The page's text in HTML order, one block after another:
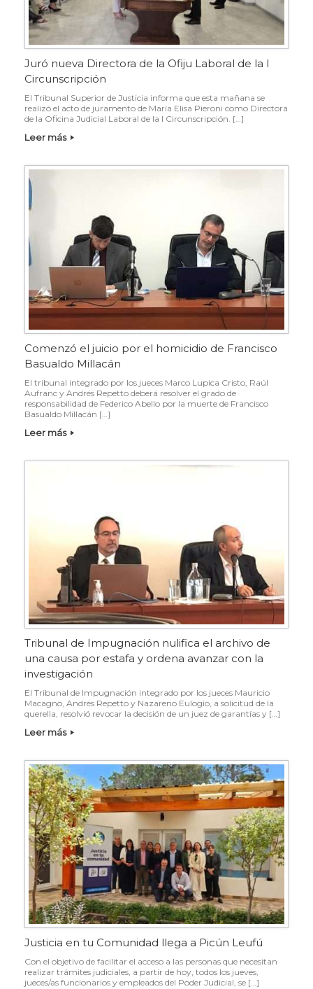
Juró nueva Directora de la Ofiju Laboral de la I
Circunscripción
El Tribunal Superior de Justicia informa que esta mañana se
realizó el acto de juramento de María Elisa Pieroni como Directora
de la Oficina Judicial Laboral de la I Circunscripción. […]
Leer más
Comenzó el juicio por el homicidio de Francisco
Basualdo Millacán
El tribunal integrado por los jueces Marco Lupica Cristo, Raúl
Aufranc y Andrés Repetto deberá resolver el grado de
responsabilidad de Federico Abello por la muerte de Francisco
Basualdo Millacán […]
Leer más
Tribunal de Impugnación nulifica el archivo de
una causa por estafa y ordena avanzar con la
investigación
El Tribunal de Impugnación integrado por los jueces Mauricio
Macagno, Andrés Repetto y Nazareno Eulogio, a solicitud de la
querella, resolvió revocar la decisión de un juez de garantías y […]
Leer más
Justicia en tu Comunidad llega a Picún Leufú
Con el objetivo de facilitar el acceso a las personas que necesitan
realizar trámites judiciales, a partir de hoy, todos los jueves,
jueces/as funcionarios y empleados del Poder Judicial, se […]